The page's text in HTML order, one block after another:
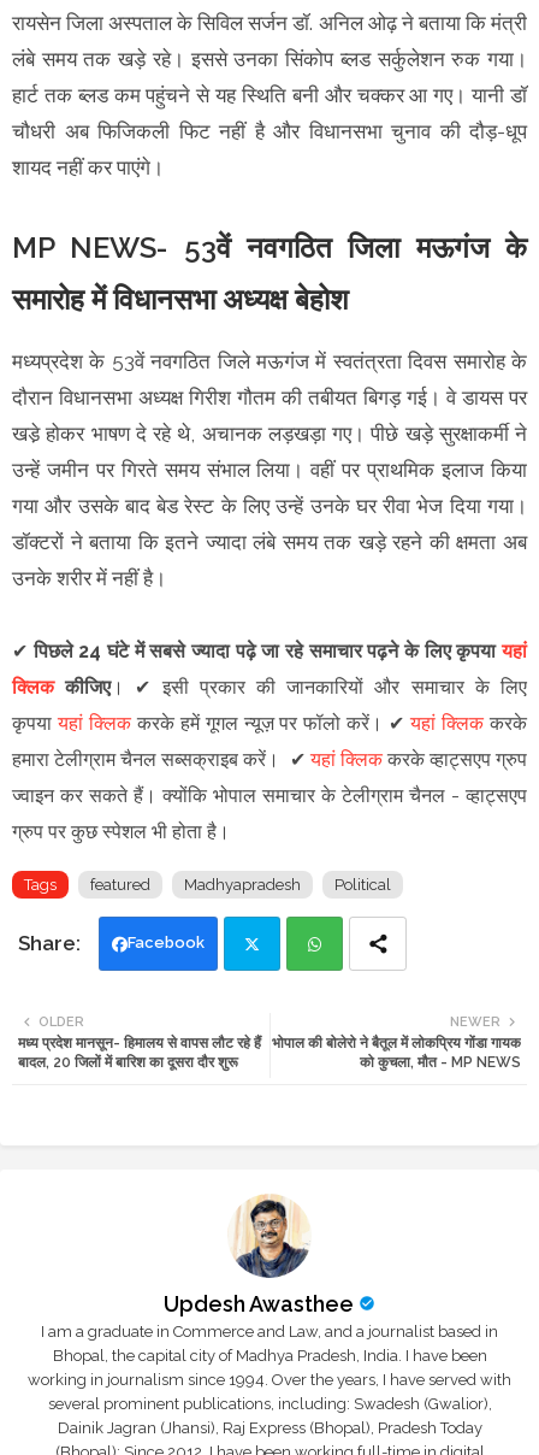
रायसेन जिला अस्पताल के सिविल सर्जन डॉ. अनिल ओढ़ ने बताया कि मंत्री
लंबे समय तक खड़े रहे। इससे उनका सिंकोप ब्लड सर्कुलेशन रुक गया।
हार्ट तक ब्लड कम पहुंचने से यह स्थिति बनी और चक्कर आ गए। यानी डॉ
चौधरी अब फिजिकली फिट नहीं है और विधानसभा चुनाव की दौड़-धूप
शायद नहीं कर पाएंगे।
MP NEWS- 53वें नवगठित जिला मऊगंज के
समारोह में विधानसभा अध्यक्ष बेहोश
मध्यप्रदेश के 53वें नवगठित जिले मऊगंज में स्वतंत्रता दिवस समारोह के
दौरान विधानसभा अध्यक्ष गिरीश गौतम की तबीयत बिगड़ गई। वे डायस पर
खडे़ होकर भाषण दे रहे थे, अचानक लड़खड़ा गए। पीछे खड़े सुरक्षाकर्मी ने
उन्हें जमीन पर गिरते समय संभाल लिया। वहीं पर प्राथमिक इलाज किया
गया और उसके बाद बेड रेस्ट के लिए उन्हें उनके घर रीवा भेज दिया गया।
डॉक्टरों ने बताया कि इतने ज्यादा लंबे समय तक खड़े रहने की क्षमता अब
उनके शरीर में नहीं है।
✔पिछले 24 घंटे में सबसे ज्यादा पढ़े जा रहे समाचार पढ़ने के लिए कृपयायहां
क्लिककीजिए। ✔ इसी प्रकार की जानकारियों और समाचार के लिए
कृपयायहां क्लिककरके हमें गूगल न्यूज़ पर फॉलो करें । ✔यहां क्लिककरके
हमारा टेलीग्राम चैनल सब्सक्राइब करें।
✔यहां क्लिककरके व्हाट्सएप ग्रुप
ज्वाइन कर सकते हैं। क्योंकि भोपाल समाचार के टेलीग्राम चैनल - व्हाट्सएप
ग्रुप पर कुछ स्पेशल भी होता है।
Tags featured Madhyapradesh Political
Facebook
tte ats
NEWER
भोपाल की बोलेरो ने बैतूल में लोकप्रिय गोंडा गायक
को कुचला, मौत - MP NEWS
OLDER
मध्य प्रदेश मानसून- हिमालय से वापस लौट रहे हैं
बादल, 20 जिलों में बारिश का दूसरा दौर शुरू
Updesh Awasthee
I am a graduate in Commerce and Law, and a journalist based in
Bhopal, the capital city of Madhya Pradesh, India. I have been
working in journalism since 1994. Over the years, I have served with
several prominent publications, including: Swadesh (Gwalior),
Dainik Jagran (Jhansi), Raj Express (Bhopal), Pradesh Today